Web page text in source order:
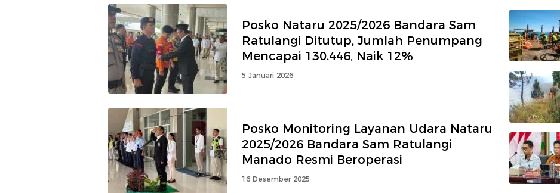
Posko Nataru 2025/2026 Bandara Sam
Ratulangi Ditutup, Jumlah Penumpang
Mencapai 130.446, Naik 12%
5 Januari 2026
Posko Monitoring Layanan Udara Nataru
2025/2026 Bandara Sam Ratulangi
Manado Resmi Beroperasi
16 Desember 2025